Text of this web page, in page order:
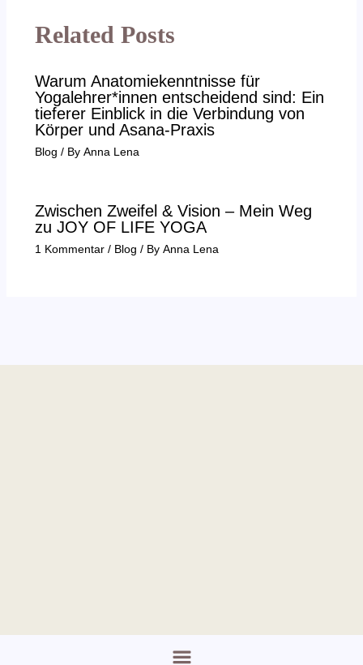
Related Posts
Warum Anatomiekenntnisse für
Yogalehrer*innen entscheidend sind: Ein
tieferer Einblick in die Verbindung von
Körper und Asana-Praxis
Blog / By Anna Lena
Zwischen Zweifel & Vision – Mein Weg
zu JOY OF LIFE YOGA
1 Kommentar / Blog / By Anna Lena